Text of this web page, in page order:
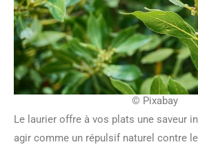
© Pixabay
Le laurier offre à vos plats une saveur
agir comme un répulsif naturel contre